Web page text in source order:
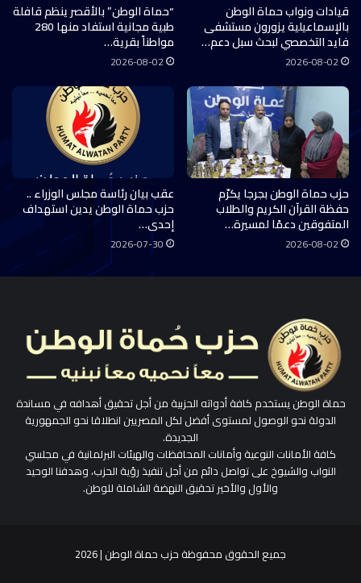
قيادات ونواب حماة الوطن
بالإسماعيلية يزورون مستشفى
فايد التخصصي لبحث سبل دعم…
2026-08-02
“حماة الوطن” بالأقصر ينظم قافلة
طبية مجانية استفاد منها 280
مواطناً بقرية…
2026-08-02
حزب حماة الوطن بجرجا يكرّم
حفظة القرآن الكريم والطلاب
المتفوقين دعمًا لمسيرة…
2026-08-02
عقب بيان رئاسة مجلس الوزراء ..
حزب حماة الوطن يدين استهداف
إحدى…
2026-07-30
حماة الوطن يستخدم كافة أدواته الحزبية من أجل تحقيق أهدافه في مساندة
الدولة نحو الوصول لمستوى أفضل لكل المصريين انطلاقا نحو الجمهورية
الجديدة.
كافة الأمانات النوعية وأمانات المحافظات والهيئات البرلمانية في مجلسي
النواب والشيوخ على تواصل دائم من أجل تنفيذ رؤية الحزب، وهدفنا الوحيد
والأول والأخير تحقيق النهضة الشاملة للوطن.
جميع الحقوق محفوظة حزب حماة الوطن | 2026